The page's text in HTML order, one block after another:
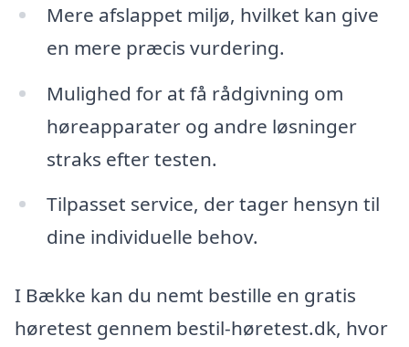
Mere afslappet miljø, hvilket kan give
en mere præcis vurdering.
Mulighed for at få rådgivning om
høreapparater og andre løsninger
straks efter testen.
Tilpasset service, der tager hensyn til
dine individuelle behov.
I Bække kan du nemt bestille en gratis
høretest gennem bestil-høretest.dk, hvor